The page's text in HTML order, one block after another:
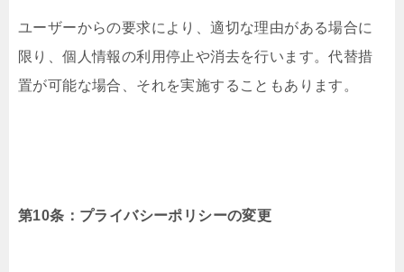
ユーザーからの要求により、適切な理由がある場合に
限り、個人情報の利用停止や消去を行います。代替措
置が可能な場合、それを実施することもあります。
第10条：プライバシーポリシーの変更